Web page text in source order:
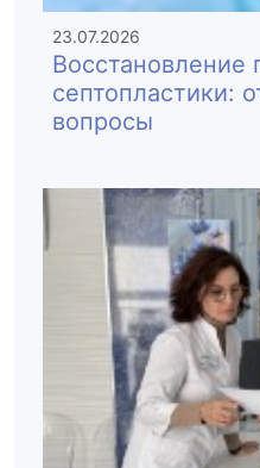
23.07.2026
Восстановление
септопластики:
вопросы